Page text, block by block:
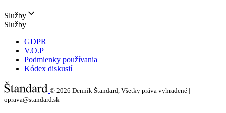
Služby
Služby
GDPR
V.O.P
Podmienky používania
Kódex diskusií
© 2026 Denník Štandard, Všetky práva vyhradené |
oprava@standard.sk